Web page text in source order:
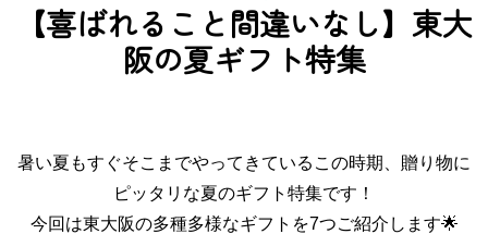
【喜ばれること間違いなし】東大
阪の夏ギフト特集
暑い夏もすぐそこまでやってきているこの時期、贈り物に
ピッタリな夏のギフト特集です！
今回は東大阪の多種多様なギフトを7つご紹介します🌟